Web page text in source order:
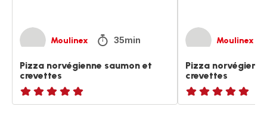
Moulinex 35min
Pizza norvégienne saumon et
crevettes
Avis
Moulinex
Pizza
crevettes
ratings.NaN